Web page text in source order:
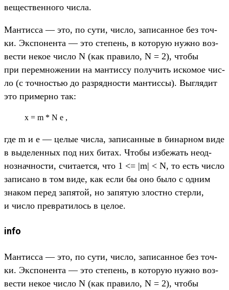
вещес­твен­ного чис­ла.
Ман­тисса — это, по сути, чис­ло, записан­ное без точ­
ки. Экспо­нен­та — это сте­пень, в которую нуж­но воз­
вести некое чис­ло N (как пра­вило, N = 2), что­бы
при перем­ножении на ман­тиссу получить иско­мое чис­
ло (с точ­ностью до раз­ряднос­ти ман­тиссы). Выг­лядит
это при­мер­но так:
x = m * N e ,
где m и e — целые чис­ла, записан­ные в бинар­ном виде
в выделен­ных под них битах. Что­бы избе­жать неод­
нознач­ности, счи­тает­ся, что 1 <= |m| < N, то есть чис­ло
записа­но в том виде, как если бы оно было с одним
зна­ком перед запятой, но запятую злос­тно стер­ли,
и чис­ло прев­ратилось в целое.
info
Ман­тисса — это, по сути, чис­ло, записан­ное без точ­
ки. Экспо­нен­та — это сте­пень, в которую нуж­но воз­
вести некое чис­ло N (как пра­вило, N = 2), что­бы